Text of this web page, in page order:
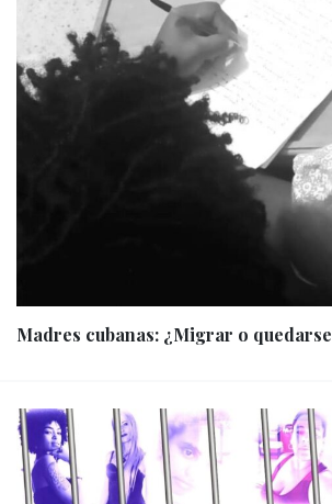
Madres cubanas: ¿Migrar o